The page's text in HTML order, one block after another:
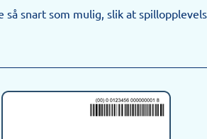
snart som mulig, slik at